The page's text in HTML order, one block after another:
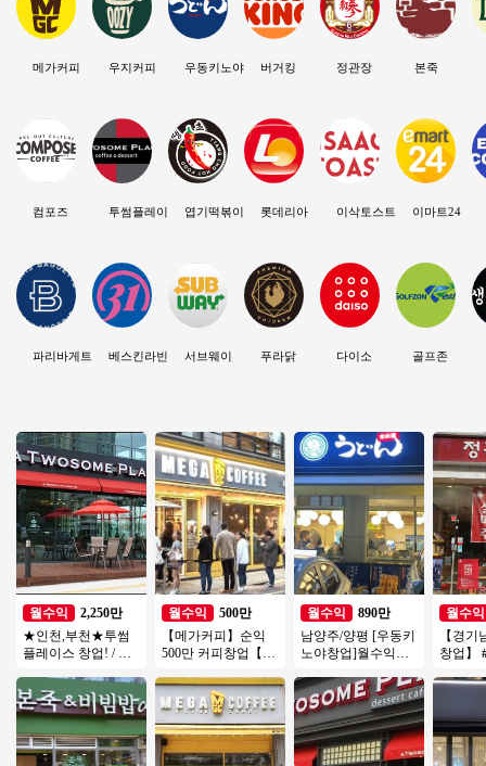
메가커피
컴포즈
파리바게트
우지커피
투썸플레이스
베스킨라빈스
우동키노야
엽기떡볶이
서브웨이
버거킹
롯데리아
푸라닭
정관장
이삭토스트
다이소
본죽
이마트24
골프존
월수익
2,250만
★인천,부천★투썸
플레이스 창업! / 지
고수익 창업!
월수익
500만
【메가커피】순익
500만 커피창업【인
너, 학원가, 먹자상권
창업추천
월수익
890만
남양주/양평 [우동키
노야창업]월수익
소자본창업#고수익
창업#투잡
월수익
【경기
창업】
가맹점